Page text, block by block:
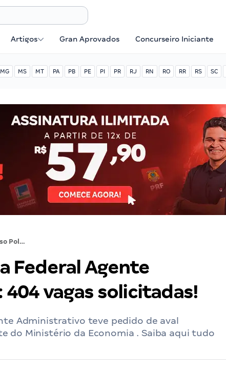
Artigos Gran Aprovados Concurseiro Iniciante
MG MS MT PA PB PE PI PR RJ RN RO RR RS SC
Concurso Polícia Federal Agente Administrativo: 404 vagas solicitadas!
Federal Agente
vagas solicitadas!
Administrativo teve pedido de aval
do Ministério da Economia . Saiba aqui tudo